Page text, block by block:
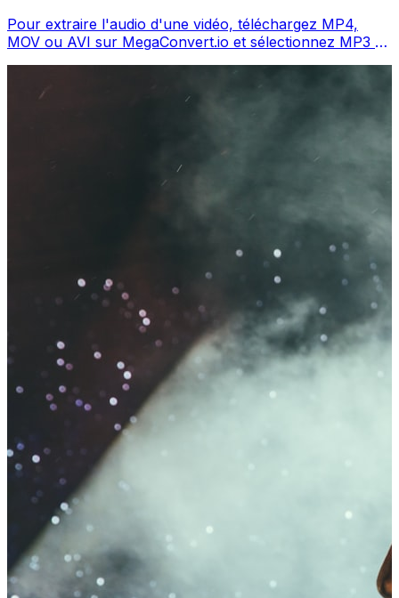
Pour extraire l'audio d'une vidéo, téléchargez MP4,
MOV ou AVI sur MegaConvert.io et sélectionnez MP3 —